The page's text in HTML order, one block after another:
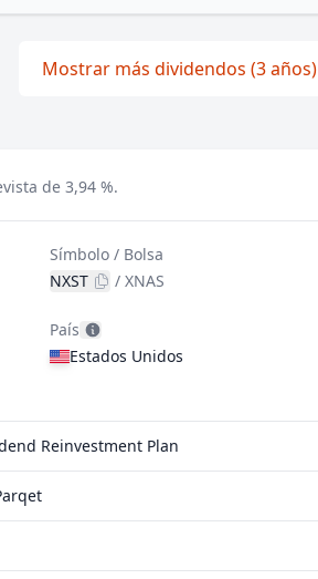
Mostrar más dividendos (3 años)
de 3,94 %.
Símbolo / Bolsa
NXST
/XNAS
País
Estados Unidos
Reinvestment Plan